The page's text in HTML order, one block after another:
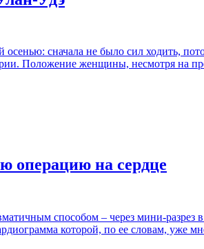
сначала не было сил ходить,
Положение женщины, несмотря
операцию на сердце
способом – через мини-разрез
которой, по ее словам, уже